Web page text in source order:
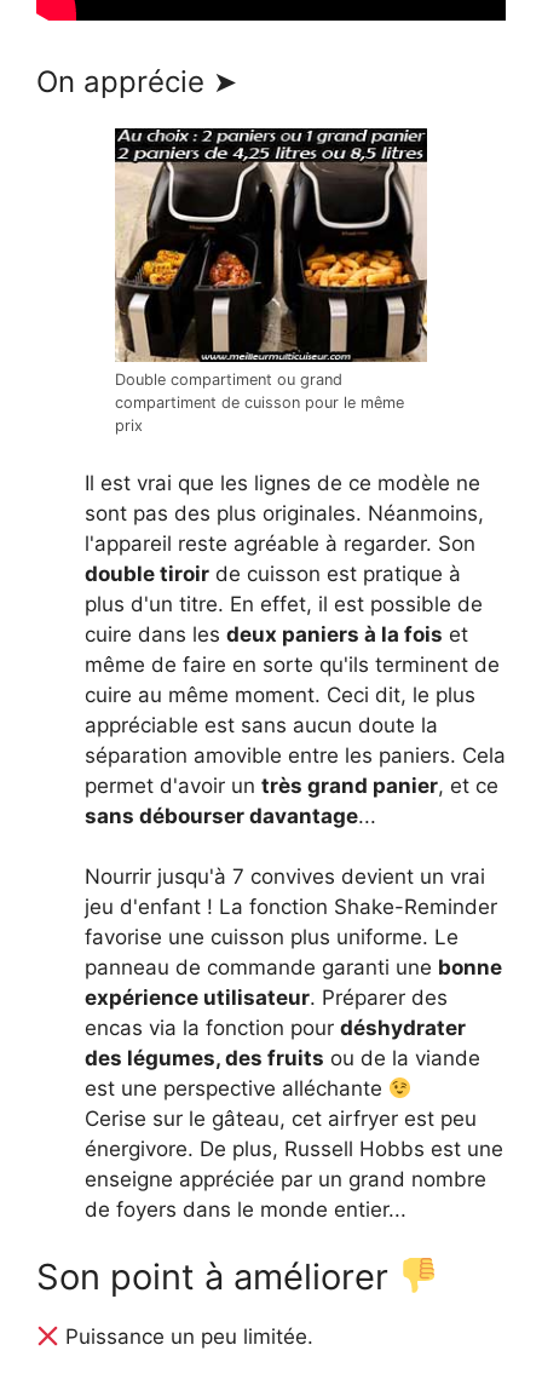
On apprécie ➤
Double compartiment ou grand
compartiment de cuisson pour le même
prix
Il est vrai que les lignes de ce modèle ne
sont pas des plus originales. Néanmoins,
l'appareil reste agréable à regarder. Son
double tiroir de cuisson est pratique à
plus d'un titre. En effet, il est possible de
cuire dans les deux paniers à la fois et
même de faire en sorte qu'ils terminent de
cuire au même moment. Ceci dit, le plus
appréciable est sans aucun doute la
séparation amovible entre les paniers. Cela
permet d'avoir un très grand panier, et ce
sans débourser davantage...
Nourrir jusqu'à 7 convives devient un vrai
jeu d'enfant ! La fonction Shake-Reminder
favorise une cuisson plus uniforme. Le
panneau de commande garanti une bonne
expérience utilisateur. Préparer des
encas via la fonction pour déshydrater
des légumes, des fruits ou de la viande
est une perspective alléchante
Cerise sur le gâteau, cet airfryer est peu
énergivore. De plus, Russell Hobbs est une
enseigne appréciée par un grand nombre
de foyers dans le monde entier...
Son point à améliorer
Puissance un peu limitée.